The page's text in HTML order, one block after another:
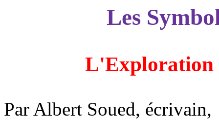
Les
L'Exploration
Par Albert Soued, écrivain,